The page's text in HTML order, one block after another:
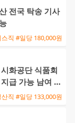
전국 탁송 기사
직 #일당 180,000원
화공단 식품회
급 가능 남여 사
직 #일당 133,000원